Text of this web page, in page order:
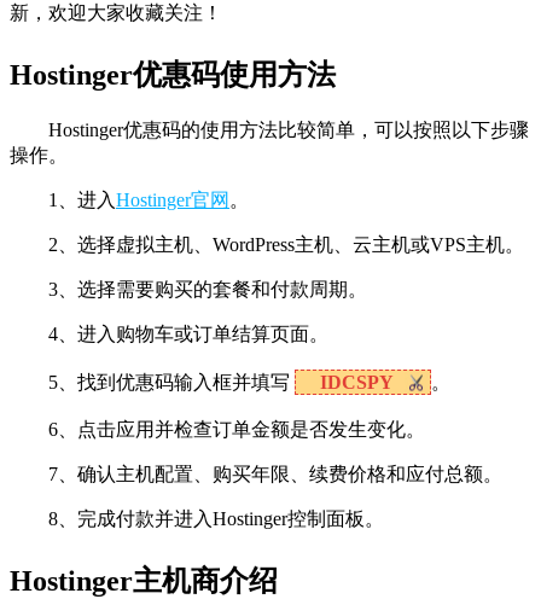
新，欢迎大家收藏关注！
Hostinger优惠码使用方法
Hostinger优惠码的使用方法比较简单，可以按照以下步骤
操作。
1、进入Hostinger官网 。
2、选择虚拟主机、WordPress主机、云主机或VPS主机。
3、选择需要购买的套餐和付款周期。
4、进入购物车或订单结算页面。
5、找到优惠码输入框并填写 IDCSPY 。
6、点击应用并检查订单金额是否发生变化。
7、确认主机配置、购买年限、续费价格和应付总额。
8、完成付款并进入Hostinger控制面板。
Hostinger主机商介绍